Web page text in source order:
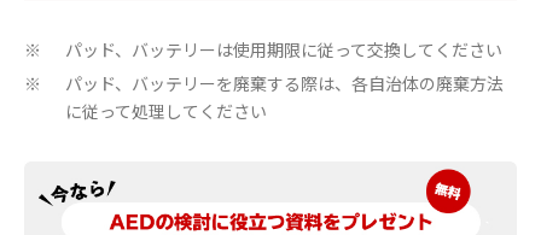
※ パッド、バッテリーは使用期限に従って交換してください
※
パッド、バッテリーを廃棄する際は、各自治体の廃棄方法
に従って処理してください